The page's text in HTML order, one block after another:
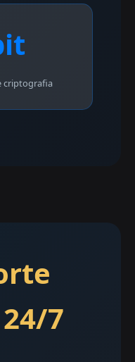
criptografia
7